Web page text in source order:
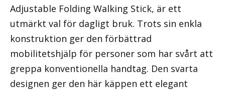
Adjustable Folding Walking Stick, är ett
utmärkt val för dagligt bruk. Trots sin enkla
konstruktion ger den förbättrad
mobilitetshjälp för personer som har svårt att
greppa konventionella handtag. Den svarta
designen ger den här käppen ett elegant